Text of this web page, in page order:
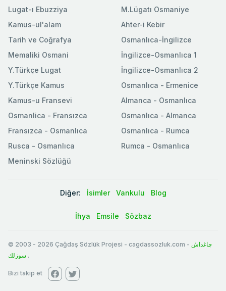
Lugat-ı Ebuzziya
M.Lügatı Osmaniye
Kamus-ul'alam
Tarih ve Coğrafya
Memaliki Osmani
Y.Türkçe Lugat
Y.Türkçe Kamus
Ahter-i Kebir
Osmanlıca-İngilizce
İngilizce-Osmanlıca 1
İngilizce-Osmanlıca 2
Osmanlıca - Ermenice
Kamus-u Fransevi
Osmanlica - Fransızca
Fransızca - Osmanlıca
Rusca - Osmanlıca
Meninski Sözlüğü
Almanca - Osmanlıca
Osmanlıca - Almanca
Osmanlıca - Rumca
Rumca - Osmanlıca
Diğer: İsimler Vankulu Blog
İhya Emsile Sözbaz
© 2003 - 2026 Çağdaş Sözlük Projesi - cagdassozluk.com - چاغداش
سوزلك .
Bizi takip et